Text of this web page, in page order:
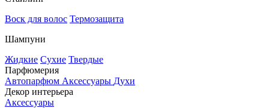
Воск для волос Термозащита
Шампуни
Жидкие Сухие Твердые
Парфюмерия
Автопарфюм Аксессуары Духи
Декор интерьера
Аксессуары